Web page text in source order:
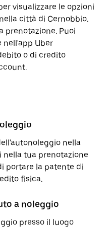
visualizzare le opzioni
città di Cernobbio.
prenotazione. Puoi
nell'app Uber
o di credito
nella
nella tua prenotazione
portare la patente di
fisica.
a noleggio
presso il luogo